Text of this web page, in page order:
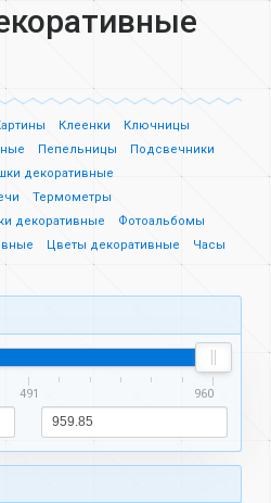
Клеенки
Ключницы
Пепельницы
Подсвечники
декоративные
Термометры
декоративные
Фотоальбомы
Цветы декоративные
Часы
491 960